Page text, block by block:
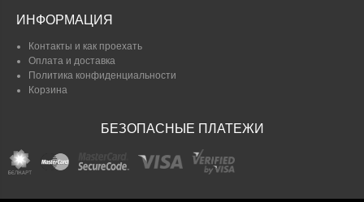
ИНФОРМАЦИЯ
Контакты и как проехать
Оплата и доставка
Политика конфиденциальности
Корзина
БЕЗОПАСНЫЕ ПЛАТЕЖИ